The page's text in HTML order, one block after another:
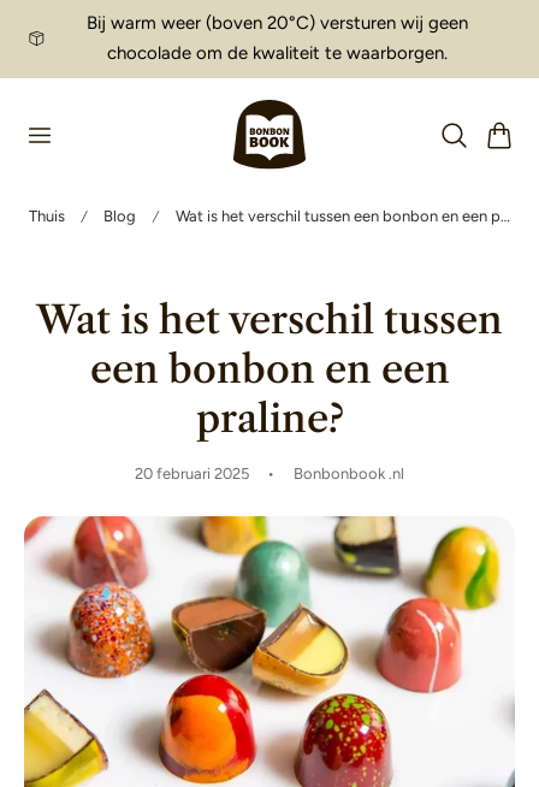
de inhoudBij warm weer (boven 20°C) versturen wij geen
chocolade om de kwaliteit te waarborgen.
Thuis Blog Wat is het verschil tussen een bonbon en een praline?
Wat is het verschil tussen
een bonbon en een
praline?
20 februari 2025 Bonbonbook .nl